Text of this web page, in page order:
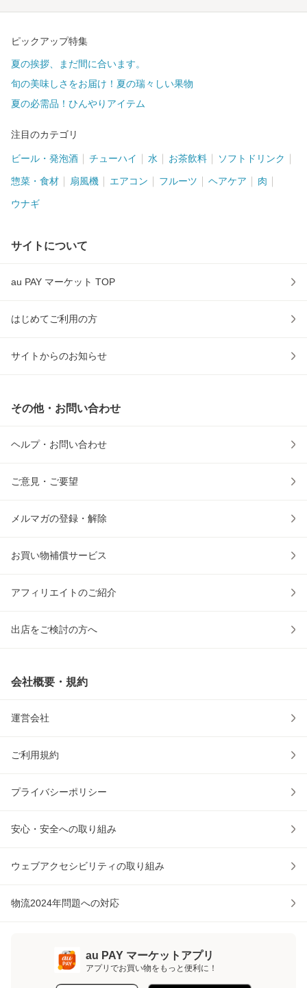
ピックアップ特集
夏の挨拶、まだ間に合います。
旬の美味しさをお届け！夏の瑞々しい果物
夏の必需品！ひんやりアイテム
注目のカテゴリ
ビール・発泡酒 チューハイ 水 お茶飲料 ソフトドリンク
惣菜・食材 扇風機 エアコン フルーツ ヘアケア 肉
ウナギ
サイトについて
au PAY マーケット TOP
はじめてご利用の方
サイトからのお知らせ
その他・お問い合わせ
ヘルプ・お問い合わせ
ご意見・ご要望
メルマガの登録・解除
お買い物補償サービス
アフィリエイトのご紹介
出店をご検討の方へ
会社概要・規約
運営会社
ご利用規約
プライバシーポリシー
安心・安全への取り組み
ウェブアクセシビリティの取り組み
物流2024年問題への対応
au PAY マーケットアプリ
アプリでお買い物をもっと便利に！